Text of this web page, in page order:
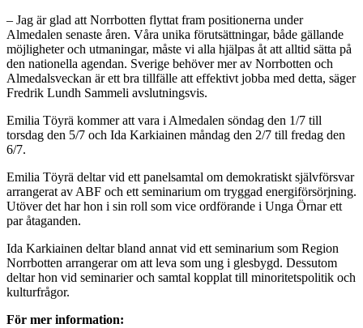
– Jag är glad att Norrbotten flyttat fram positionerna under
Almedalen senaste åren. Våra unika förutsättningar, både gällande
möjligheter och utmaningar, måste vi alla hjälpas åt att alltid sätta på
den nationella agendan. Sverige behöver mer av Norrbotten och
Almedalsveckan är ett bra tillfälle att effektivt jobba med detta, säger
Fredrik Lundh Sammeli avslutningsvis.
Emilia Töyrä kommer att vara i Almedalen söndag den 1/7 till
torsdag den 5/7 och Ida Karkiainen måndag den 2/7 till fredag den
6/7.
Emilia Töyrä deltar vid ett panelsamtal om demokratiskt självförsvar
arrangerat av ABF och ett seminarium om tryggad energiförsörjning.
Utöver det har hon i sin roll som vice ordförande i Unga Örnar ett
par åtaganden.
Ida Karkiainen deltar bland annat vid ett seminarium som Region
Norrbotten arrangerar om att leva som ung i glesbygd. Dessutom
deltar hon vid seminarier och samtal kopplat till minoritetspolitik och
kulturfrågor.
För mer information: